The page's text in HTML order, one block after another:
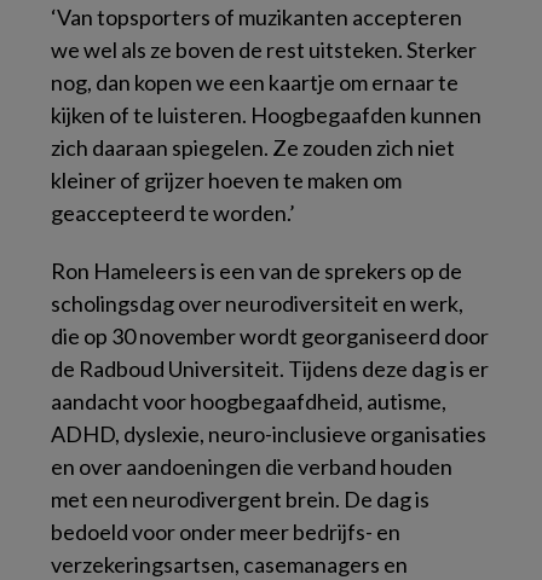
‘Van topsporters of muzikanten accepteren
we wel als ze boven de rest uitsteken. Sterker
nog, dan kopen we een kaartje om ernaar te
kijken of te luisteren. Hoogbegaafden kunnen
zich daaraan spiegelen. Ze zouden zich niet
kleiner of grijzer hoeven te maken om
geaccepteerd te worden.’
Ron Hameleers is een van de sprekers op de
scholingsdag over neurodiversiteit en werk,
die op 30 november wordt georganiseerd door
de Radboud Universiteit. Tijdens deze dag is er
aandacht voor hoogbegaafdheid, autisme,
ADHD, dyslexie, neuro-inclusieve organisaties
en over aandoeningen die verband houden
met een neurodivergent brein. De dag is
bedoeld voor onder meer bedrijfs- en
verzekeringsartsen, casemanagers en